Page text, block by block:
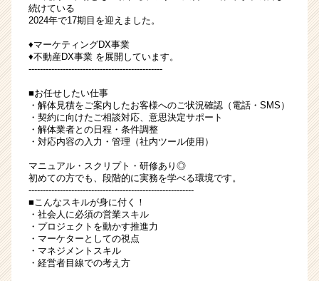
続けている
2024年で17期目を迎えました。
♦マーケティングDX事業
♦不動産DX事業 を展開しています。
-----------------------------------------------
■お任せしたい仕事
・解体見積をご案内したお客様へのご状況確認（電話・SMS）
・契約に向けたご相談対応、意思決定サポート
・解体業者との日程・条件調整
・対応内容の入力・管理（社内ツール使用）
マニュアル・スクリプト・研修あり◎
初めての方でも、段階的に実務を学べる環境です。
----------------------------------------------------------
■こんなスキルが身に付く！
・社会人に必須の営業スキル
・プロジェクトを動かす推進力
・マーケターとしての視点
・マネジメントスキル
・経営者目線での考え方